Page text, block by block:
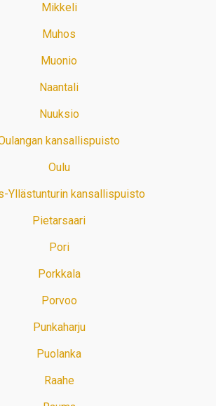
Mikkeli
Muhos
Muonio
Naantali
Nuuksio
kansallispuisto
Oulu
Yllästunturin kansallispuisto
Pietarsaari
Pori
Porkkala
Porvoo
Punkaharju
Puolanka
Raahe